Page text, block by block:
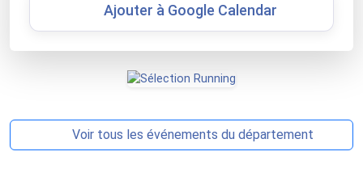
Ajouter à Google Calendar
Voir tous les événements du département